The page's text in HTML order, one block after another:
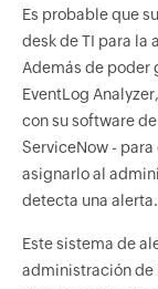
Es probable que
desk de TI para la
Además de poder
EventLog
con su software
ServiceNow -
asignarlo al
detecta una alerta.
Este sistema de
administración